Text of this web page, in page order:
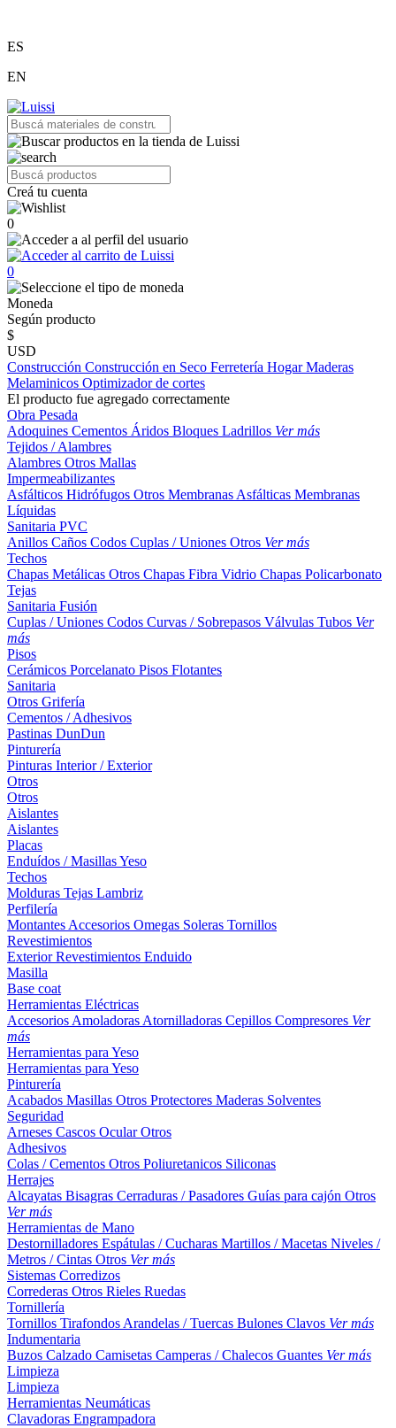
ES
EN
Creá tu cuenta
0
0
Moneda
Según producto
$
USD
Construcción Construcción en Seco Ferretería HogarMaderas
Melaminicos Optimizador de cortes
El producto fue agregado correctamente
Obra Pesada
Adoquines Cementos Áridos Bloques Ladrillos Ver más
Tejidos / Alambres
Alambres Otros Mallas
Impermeabilizantes
Asfálticos Hidrófugos Otros Membranas Asfálticas Membranas
Líquidas
Sanitaria PVC
Anillos Caños Codos Cuplas / Uniones Otros Ver más
Techos
Chapas Metálicas Otros Chapas Fibra Vidrio Chapas Policarbonato
Tejas
Sanitaria Fusión
Cuplas / Uniones Codos Curvas / Sobrepasos Válvulas Tubos Ver
más
Pisos
Cerámicos Porcelanato Pisos Flotantes
Sanitaria
Otros Grifería
Cementos / Adhesivos
Pastinas DunDun
Pinturería
Pinturas Interior / Exterior
Otros
Otros
Aislantes
Aislantes
Placas
Enduídos / MasillasYeso
Techos
Molduras Tejas Lambriz
Perfilería
Montantes Accesorios Omegas Soleras Tornillos
Revestimientos
ExteriorRevestimientos Enduido
Masilla
Base coat
Herramientas Eléctricas
Accesorios Amoladoras Atornilladoras Cepillos Compresores Ver
más
Herramientas para Yeso
Herramientas para Yeso
Pinturería
Acabados Masillas Otros Protectores Maderas Solventes
Seguridad
Arneses Cascos OcularOtros
Adhesivos
Colas / Cementos Otros Poliuretanicos Siliconas
Herrajes
Alcayatas Bisagras Cerraduras / Pasadores Guías para cajón Otros
Ver más
Herramientas de Mano
Destornilladores Espátulas / Cucharas Martillos / Macetas Niveles /
Metros / Cintas Otros Ver más
Sistemas Corredizos
Correderas Otros Rieles Ruedas
Tornillería
Tornillos Tirafondos Arandelas / Tuercas Bulones Clavos Ver más
Indumentaria
Buzos Calzado Camisetas Camperas / Chalecos Guantes Ver más
Limpieza
Limpieza
Herramientas Neumáticas
Clavadoras Engrampadora